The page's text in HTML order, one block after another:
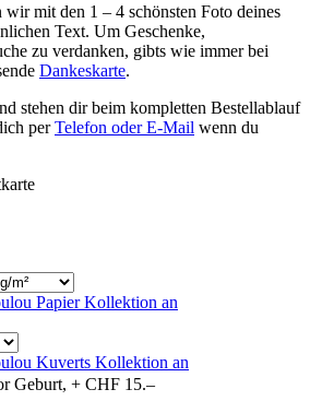
wir mit den 1 – 4 schönsten Foto deines
Text. Um Geschenke,
zu verdanken, gibts wie immer bei
Dankeskarte.
stehen dir beim kompletten Bestellablauf
perTelefon oder E-Mail wenn du
Papier Kollektion an
Kuverts Kollektion an
Geburt, + CHF 15.–